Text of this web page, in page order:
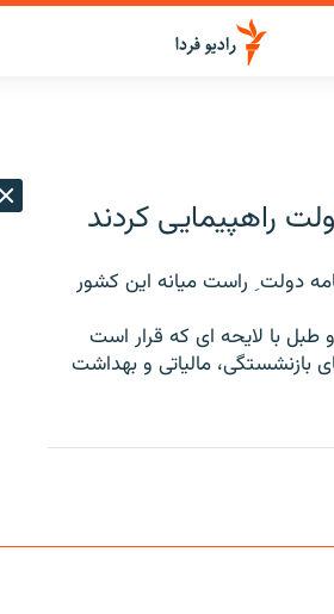
راهپیمایی کردند
دولت ِ راست میانه این کشور
طبل با لایحه ای که قرار است
بازنشستگی، مالیاتی و بهداشت